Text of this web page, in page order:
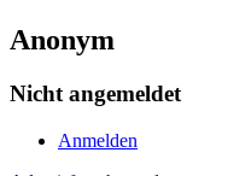
Anonym
Nicht angemeldet
Anmelden